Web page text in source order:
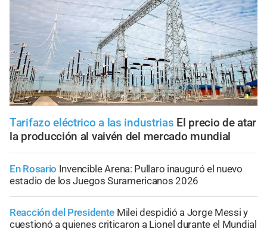
Tarifazo eléctrico a las industrias El precio de atar
la producción al vaivén del mercado mundial
En Rosario Invencible Arena: Pullaro inauguró el nuevo
estadio de los Juegos Suramericanos 2026
Reacción del Presidente Milei despidió a Jorge Messi y
cuestionó a quienes criticaron a Lionel durante el Mundial